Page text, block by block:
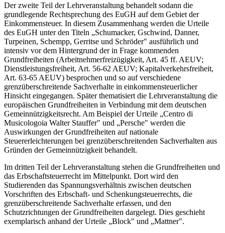
Der zweite Teil der Lehrveranstaltung behandelt sodann die
grundlegende Rechtsprechung des EuGH auf dem Gebiet der
Einkommensteuer. In diesem Zusammenhang werden die Urteile
des EuGH unter den Titeln „Schumacker, Gschwind, Danner,
Turpeinen, Schempp, Gerritse und Schröder" ausführlich und
intensiv vor dem Hintergrund der in Frage kommenden
Grundfreiheiten (Arbeitnehmerfreizügigkeit, Art. 45 ff. AEUV;
Dienstleistungsfreiheit, Art. 56-62 AEUV; Kapitalverkehrsfreiheit,
Art. 63-65 AEUV) besprochen und so auf verschiedene
grenzüberschreitende Sachverhalte in einkommensteuerlicher
Hinsicht eingegangen. Später thematisiert die Lehrveranstaltung die
europäischen Grundfreiheiten in Verbindung mit dem deutschen
Gemeinnützigkeitsrecht. Am Beispiel der Urteile „Centro di
Musicologoia Walter Stauffer" und „Persche" werden die
Auswirkungen der Grundfreiheiten auf nationale
Steuererleichterungen bei grenzüberschreitenden Sachverhalten aus
Gründen der Gemeinnützigkeit behandelt.
Im dritten Teil der Lehrveranstaltung stehen die Grundfreiheiten und
das Erbschaftsteuerrecht im Mittelpunkt. Dort wird den
Studierenden das Spannungsverhältnis zwischen deutschen
Vorschriften des Erbschaft- und Schenkungsteuerrechts, die
grenzüberschreitende Sachverhalte erfassen, und den
Schutzrichtungen der Grundfreiheiten dargelegt. Dies geschieht
exemplarisch anhand der Urteile „Block" und „Mattner".